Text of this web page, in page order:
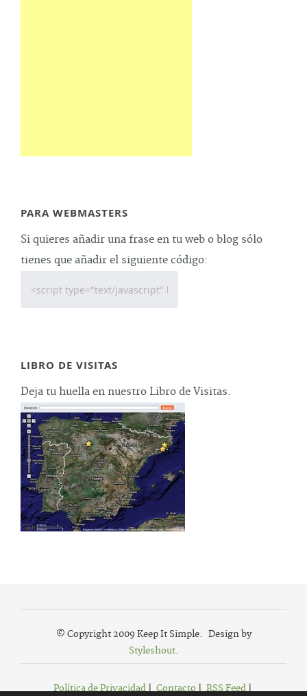
PARA WEBMASTERS
Si quieres añadir una frase en tu web o blog sólo
tienes que añadir el siguiente código:
LIBRO DE VISITAS
Deja tu huella en nuestro Libro de Visitas.
© Copyright 2009 Keep It Simple. Design by
Styleshout.
Política de Privacidad| Contacto| RSS Feed|